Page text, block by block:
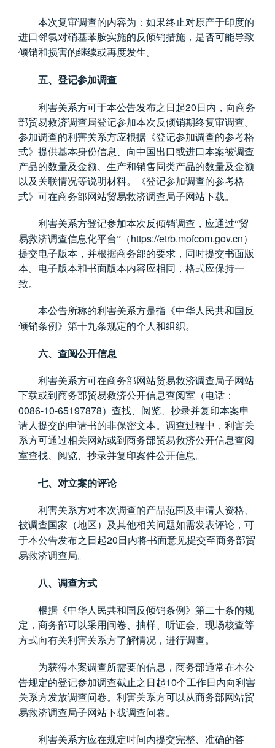
本次复审调查的内容为：如果终止对原产于印度的
进口邻氯对硝基苯胺实施的反倾销措施，是否可能导致
倾销和损害的继续或再度发生。
五、登记参加调查
利害关系方可于本公告发布之日起20 日内，向商务
部贸易救济调查局登记参加本次反倾销期终复审调查。
参加调查的利害关系方应根据《登记参加调查的参考格
式》提供基本身份信息、向中国出口或进口本案被调查
产品的数量及金额、生产和销售同类产品的数量及金额
以及关联情况等说明材料。《登记参加调查的参考格
式》可在商务部网站贸易救济调查局子网站下载。
利害关系方登记参加本次反倾销调查，应通过“贸
易救济调查信息化平台”（https://etrb.mofcom.gov.cn）
提交电子版本，并根据商务部的要求，同时提交书面版
本。电子版本和书面版本内容应相同，格式应保持一
致。
本公告所称的利害关系方是指《中华人民共和国反
倾销条例》第十九条规定的个人和组织。
六、查阅公开信息
利害关系方可在商务部网站贸易救济调查局子网站
下载或到商务部贸易救济公开信息查阅室（电话：
0086-10-65197878）查找、阅览、抄录并复印本案申
请人提交的申请书的非保密文本。调查过程中，利害关
系方可通过相关网站或到商务部贸易救济公开信息查阅
室查找、阅览、抄录并复印案件公开信息。
七、对立案的评论
利害关系方对本次调查的产品范围及申请人资格、
被调查国家（地区）及其他相关问题如需发表评论，可
于本公告发布之日起20 日内将书面意见提交至商务部贸
易救济调查局。
八、调查方式
根据《中华人民共和国反倾销条例》第二十条的规
定，商务部可以采用问卷、抽样、听证会、现场核查等
方式向有关利害关系方了解情况，进行调查。
为获得本案调查所需要的信息，商务部通常在本公
告规定的登记参加调查截止之日起10个工作日内向利害
关系方发放调查问卷。利害关系方可以从商务部网站贸
易救济调查局子网站下载调查问卷。
利害关系方应在规定时间内提交完整、准确的答